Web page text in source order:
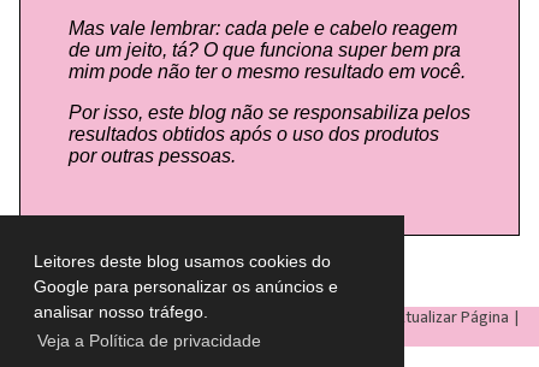
Leitores deste blog usamos cookies do
Google para personalizar os anúncios e
analisar nosso tráfego.
Veja a Política de privacidade
Mas vale lembrar: cada pele e cabelo reagem
de um jeito, tá? O que funciona super bem pra
mim pode não ter o mesmo resultado em você.
Por isso, este blog não se responsabiliza pelos
resultados obtidos após o uso dos produtos
por outras pessoas.
LULU ON THE SKY - Todos os direitos reservados © | Atualizar Página